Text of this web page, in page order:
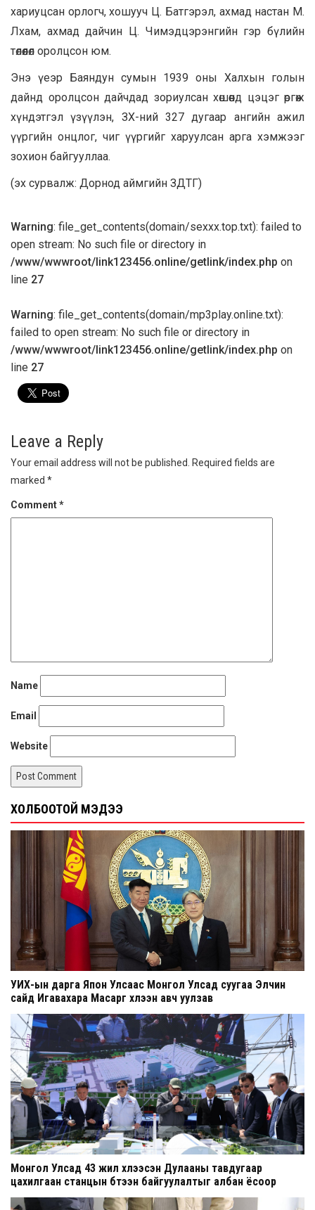
хариуцсан орлогч, хошууч Ц. Батгэрэл, ахмад настан М.
Лхам, ахмад дайчин Ц. Чимэдцэрэнгийн гэр бүлийн
төлөөлөл оролцсон юм.
Энэ үеэр Баяндун сумын 1939 оны Халхын голын
дайнд оролцсон дайчдад зориулсан хөшөөнд цэцэг өргөж
хүндэтгэл үзүүлэн, ЗХ-ний 327 дугаар ангийн ажил
үүргийн онцлог, чиг үүргийг харуулсан арга хэмжээг
зохион байгууллаа.
(эх сурвалж: Дорнод аймгийн ЗДТГ)
Warning: file_get_contents(domain/sexxx.top.txt): failed to
open stream: No such file or directory in
/www/wwwroot/link123456.online/getlink/index.php on
line 27
Warning: file_get_contents(domain/mp3play.online.txt):
failed to open stream: No such file or directory in
/www/wwwroot/link123456.online/getlink/index.php on
line 27
Leave a Reply
Your email address will not be published. Required fields are
marked *
Comment*
Name
Email
Website
ХОЛБООТОЙ МЭДЭЭ
УИХ-ын дарга Япон Улсаас Монгол Улсад суугаа Элчин
сайд Игавахара Масарүг хүлээн авч уулзав
Монгол Улсад 43 жил хүлээсэн Дулааны тавдугаар
цахилгаан станцын бүтээн байгуулалтыг албан ёсоор
эхлүүллээ